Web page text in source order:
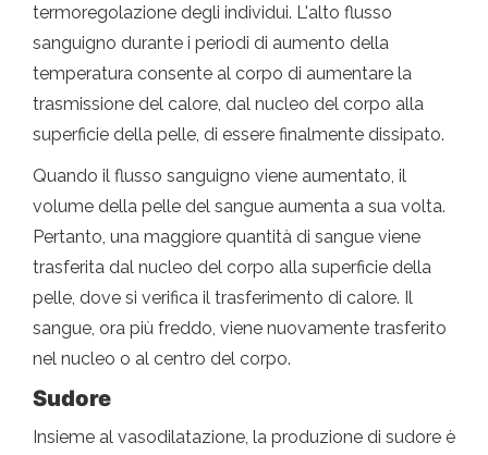
termoregolazione degli individui. L'alto flusso
sanguigno durante i periodi di aumento della
temperatura consente al corpo di aumentare la
trasmissione del calore, dal nucleo del corpo alla
superficie della pelle, di essere finalmente dissipato.
Quando il flusso sanguigno viene aumentato, il
volume della pelle del sangue aumenta a sua volta.
Pertanto, una maggiore quantità di sangue viene
trasferita dal nucleo del corpo alla superficie della
pelle, dove si verifica il trasferimento di calore. Il
sangue, ora più freddo, viene nuovamente trasferito
nel nucleo o al centro del corpo.
Sudore
Insieme al vasodilatazione, la produzione di sudore è